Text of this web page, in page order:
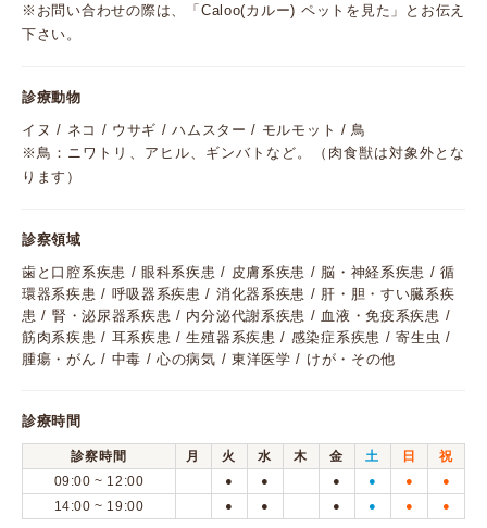
※お問い合わせの際は、「Caloo(カルー) ペットを見た」とお伝え
下さい。
診療動物
イヌ / ネコ / ウサギ / ハムスター / モルモット / 鳥
※鳥：ニワトリ、アヒル、ギンバトなど。（肉食獣は対象外とな
ります）
診察領域
歯と口腔系疾患 / 眼科系疾患 / 皮膚系疾患 / 脳・神経系疾患 / 循
環器系疾患 / 呼吸器系疾患 / 消化器系疾患 / 肝・胆・すい臓系疾
患 / 腎・泌尿器系疾患 / 内分泌代謝系疾患 / 血液・免疫系疾患 /
筋肉系疾患 / 耳系疾患 / 生殖器系疾患 / 感染症系疾患 / 寄生虫 /
腫瘍・がん / 中毒 / 心の病気 / 東洋医学 / けが・その他
診療時間
診察時間 月 火 水 木 金 土 日
祝
09:00 ~ 12:00
● ● ● ● ● ●
14:00 ~ 19:00 ● ● ● ● ● ●